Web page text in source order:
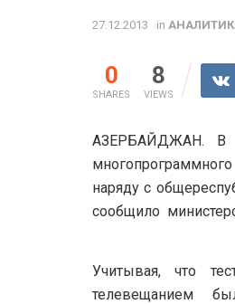
27.12.2013 in
0
SHARES
8
VIEWS
АЗЕРБАЙДЖАН. В
наряду с
сообщило
Учитывая, что
телевещанием